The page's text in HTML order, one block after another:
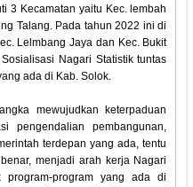
3 Kecamatan yaitu Kec. lembah
Talang. Pada tahun 2022 ini di
Lelmbang Jaya dan Kec. Bukit
Nagari Statistik tuntas
ada di Kab. Solok.
mewujudkan keterpaduan
pengendalian pembangunan,
terdepan yang ada, tentu
menjadi arah kerja Nagari
program-program yang ada di